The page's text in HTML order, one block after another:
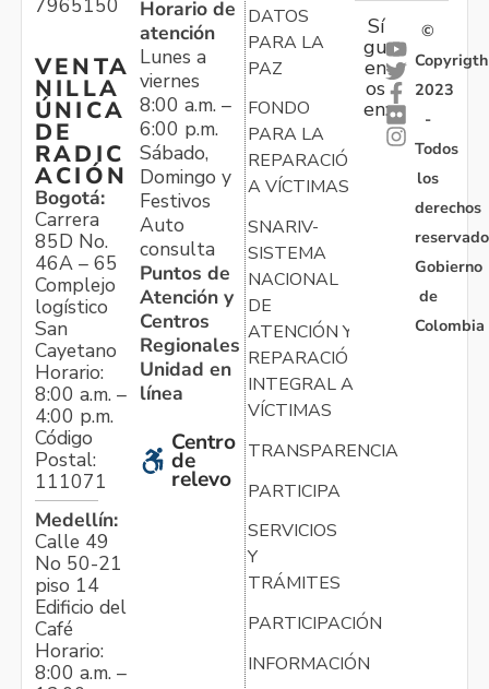
7965150
VENTA
NILLA
ÚNICA
DE
RADIC
ACIÓN
Bogotá:
Carrera
85D No.
46A – 65
Complejo
logístico
San
Cayetano
Horario:
8:00 a.m. –
4:00 p.m.
Código
Postal:
111071
Medellín:
Calle 49
No 50-21
piso 14
Edificio del
Café
Horario:
8:00 a.m. –
Horario de
atención
Lunes a
viernes
8:00 a.m. –
6:00 p.m.
Sábado,
Domingo y
Festivos
Auto
consulta
Puntos de
Atención y
Centros
Regionales
Unidad en
línea
Centro
de
relevo
DATOS
PARA LA
PAZ
FONDO
PARA LA
REPARACIÓN
A VÍCTIMAS
SNARIV-
SISTEMA
NACIONAL
DE
ATENCIÓN Y
REPARACIÓN
INTEGRAL A
VÍCTIMAS
TRANSPARENCIA
PARTICIPA
SERVICIOS
Y
TRÁMITES
PARTICIPACIÓN
INFORMACIÓN
Sí
gu
en
os
en:
©
Copyrigth
2023
-
Todos
los
derechos
Gobierno
de
Colombia